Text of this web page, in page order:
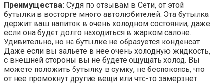
Преимущества: Судя по отзывам в Сети, от этой
бутылки в восторге много автолюбителей. Эта бутылка
держит ваш напиток в очень холодном состоянии, даже
если она будет долго находиться в жарком салоне.
Удивительно, но на бутылке не образуется конденсат.
Даже если вы зальете в нее очень холодную жидкость,
с внешней стороны вы не будете ощущать холод. Вы
можете положить бутылку в сумку, не беспокоясь, что
от нее промокнут другие вещи или что-то замерзнет.